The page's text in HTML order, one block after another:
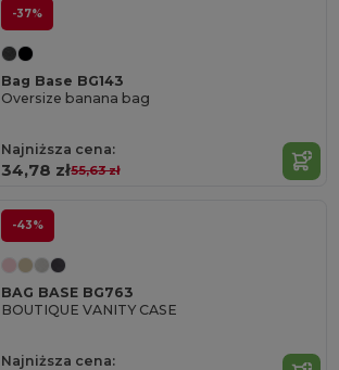
-37%
Bag Base BG143
Oversize banana bag
Najniższa cena:
34,78 zł55,63 zł
-43%
BAG BASE BG763
BOUTIQUE VANITY CASE
Najniższa cena: